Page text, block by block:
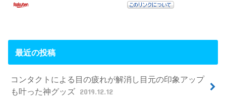
最近の投稿
コンタクトによる目の疲れが解消し目元の印象アップ
も叶った神グッズ 2019.12.12